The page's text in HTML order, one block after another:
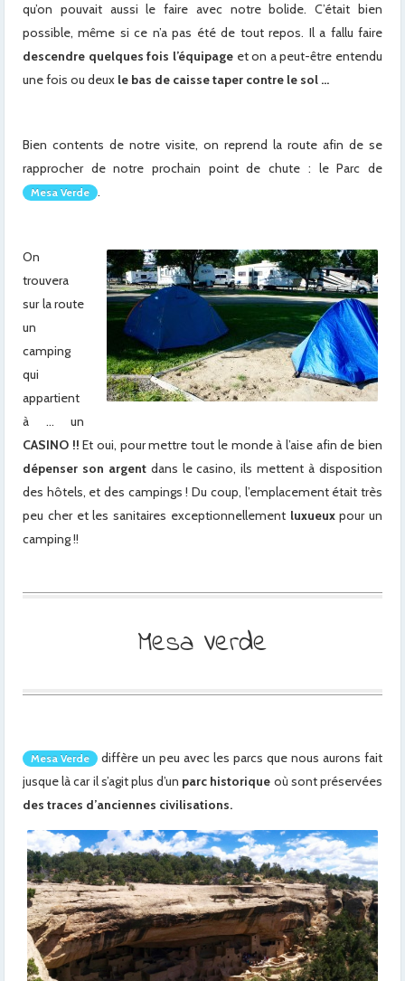
qu’on pouvait aussi le faire avec notre bolide. C’était bien
possible, même si ce n’a pas été de tout repos. Il a fallu faire
descendre quelques fois l’équipageet on a peut-être entendu
une fois ou deux le bas de caisse taper contre le sol …
Bien contents de notre visite, on reprend la route afin de se
rapprocher de notre prochain point de chute : le Parc de
Mesa Verde .
On
trouvera
sur la route
un
camping
qui
appartient
à … un
CASINO !! Et oui, pour mettre tout le monde à l’aise afin de bien
dépenser son argentdans le casino, ils mettent à disposition
des hôtels, et des campings ! Du coup, l’emplacement était très
peu cher et les sanitaires exceptionnellement luxueuxpour un
camping !!
Mesa Verde
Mesa Verde
diffère un peu avec les parcs que nous aurons fait
jusque là car il s’agit plus d’un parc historique où sont préservées
des traces d’anciennes civilisations.